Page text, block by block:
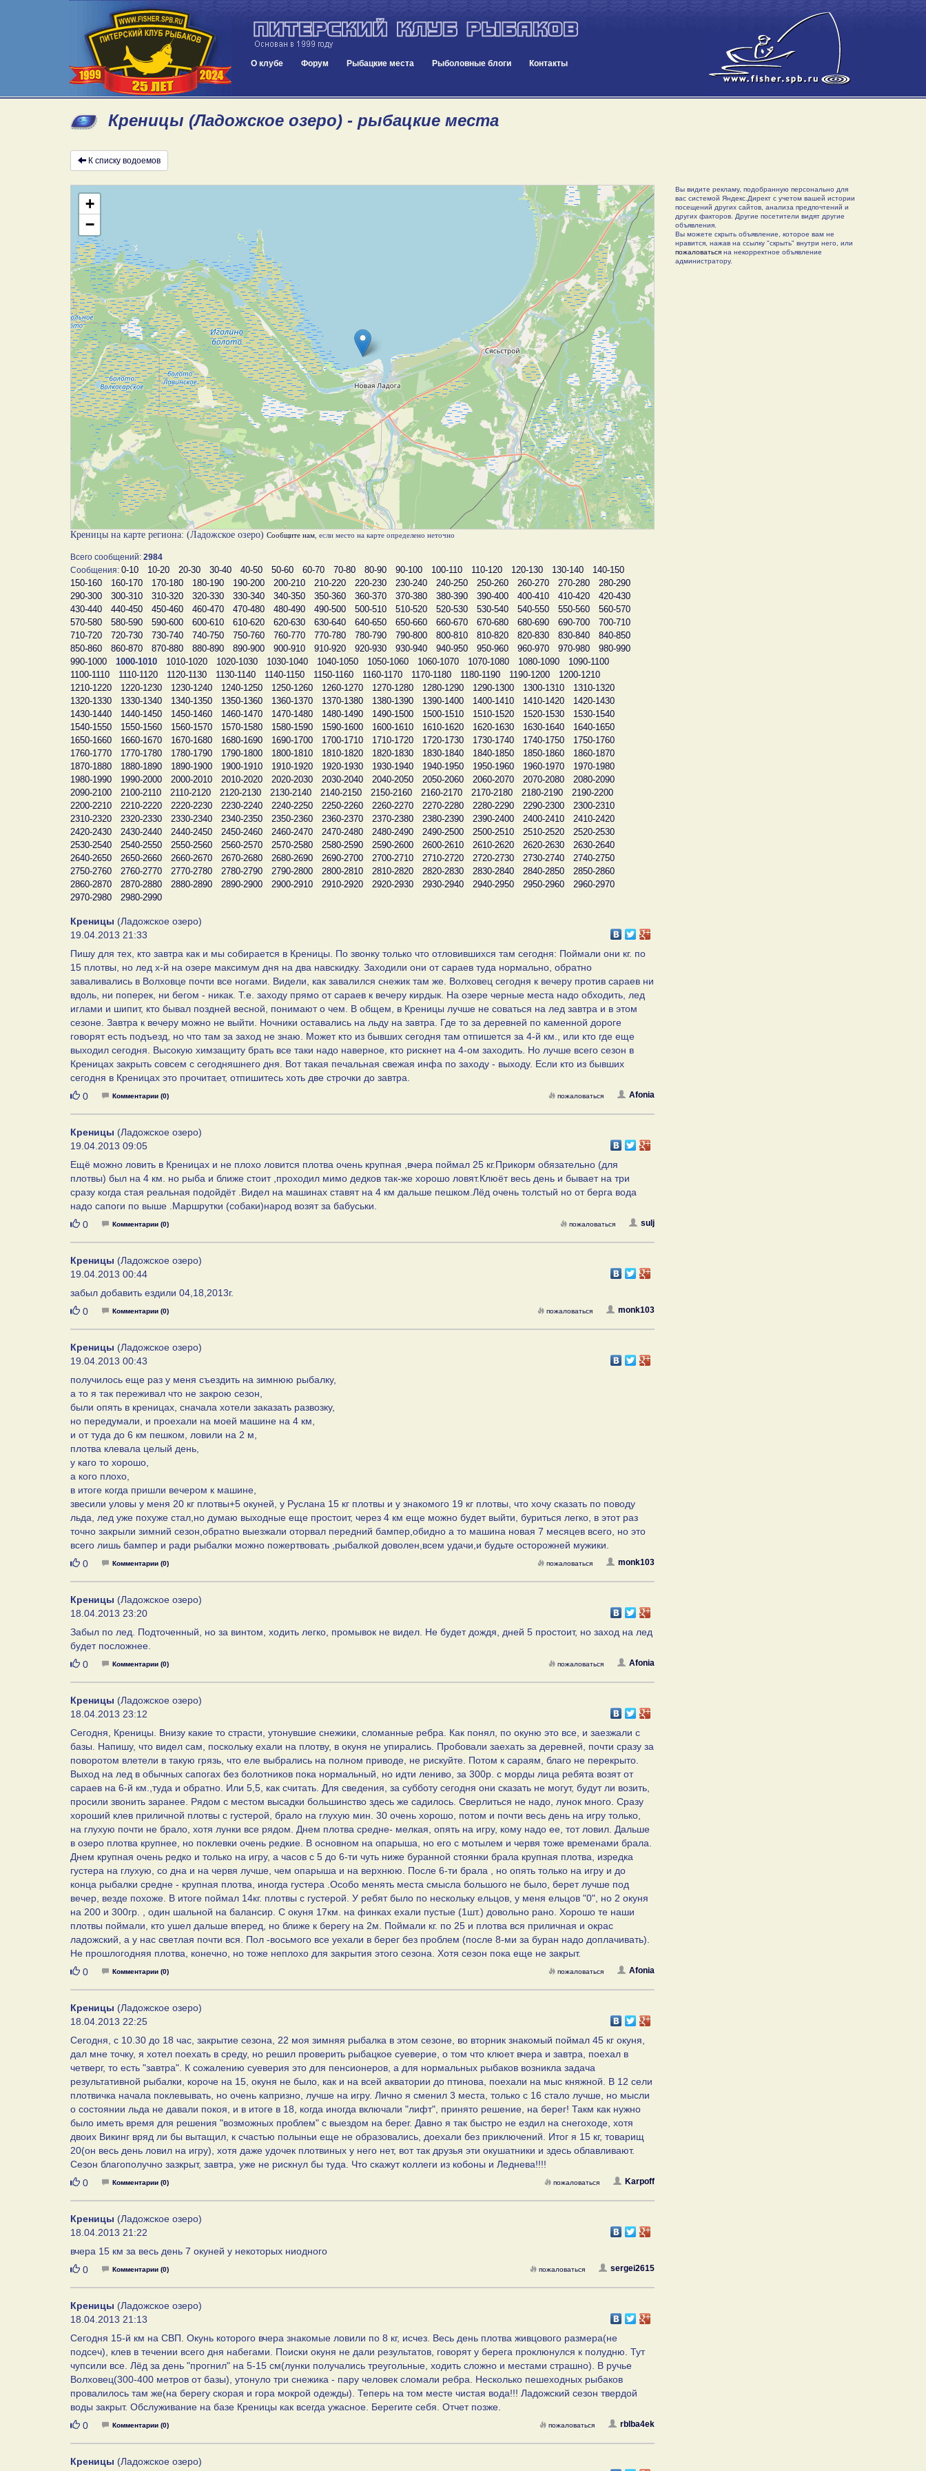
О клубе Форум Рыбацкие места Рыболовные блоги Контакты
Креницы (Ладожское озеро) - рыбацкие места
К списку водоемов
+
−
Креницы на карте региона: (Ладожское озеро) Сообщите нам , если место на карте определено неточно
Всего сообщений: 2984
Сообщения: 0-10 10-20 20-30 30-40 40-50 50-60 60-70 70-80 80-90 90-100 100-110 110-120 120-130 130-140
140-150
150-160
160-170 170-180 180-190 190-200 200-210 210-220 220-230 230-240 240-250 250-260 260-270 270-280
280-290
290-300
300-310 310-320 320-330 330-340 340-350 350-360 360-370 370-380 380-390 390-400 400-410 410-420
420-430
430-440
440-450 450-460 460-470 470-480 480-490 490-500 500-510 510-520 520-530 530-540 540-550 550-560
560-570
570-580
580-590 590-600 600-610 610-620 620-630 630-640 640-650 650-660 660-670 670-680 680-690 690-700
700-710
710-720
720-730 730-740 740-750 750-760 760-770 770-780 780-790 790-800 800-810 810-820 820-830 830-840
840-850
850-860
860-870 870-880 880-890 890-900 900-910 910-920 920-930 930-940 940-950 950-960 960-970 970-980
980-990
990-1000
1000-1010 1010-1020 1020-1030 1030-1040 1040-1050 1050-1060 1060-1070 1070-1080 1080-1090
1090-1100
1100-1110
1110-1120 1120-1130 1130-1140 1140-1150 1150-1160 1160-1170 1170-1180 1180-1190 1190-1200
1200-1210
1210-1220
1220-1230 1230-1240 1240-1250 1250-1260 1260-1270 1270-1280 1280-1290 1290-1300 1300-1310
1310-1320
1320-1330
1330-1340 1340-1350 1350-1360 1360-1370 1370-1380 1380-1390 1390-1400 1400-1410 1410-1420
1420-1430
1430-1440
1440-1450 1450-1460 1460-1470 1470-1480 1480-1490 1490-1500 1500-1510 1510-1520 1520-1530
1530-1540
1540-1550
1550-1560 1560-1570 1570-1580 1580-1590 1590-1600 1600-1610 1610-1620 1620-1630 1630-1640
1640-1650
1650-1660
1660-1670 1670-1680 1680-1690 1690-1700 1700-1710 1710-1720 1720-1730 1730-1740 1740-1750
1750-1760
1760-1770
1770-1780 1780-1790 1790-1800 1800-1810 1810-1820 1820-1830 1830-1840 1840-1850 1850-1860
1860-1870
1870-1880
1880-1890 1890-1900 1900-1910 1910-1920 1920-1930 1930-1940 1940-1950 1950-1960 1960-1970
1970-1980
1980-1990
1990-2000 2000-2010 2010-2020 2020-2030 2030-2040 2040-2050 2050-2060 2060-2070 2070-2080
2080-2090
2090-2100
2100-2110 2110-2120 2120-2130 2130-2140 2140-2150 2150-2160 2160-2170 2170-2180 2180-2190
2190-2200
2200-2210
2210-2220 2220-2230 2230-2240 2240-2250 2250-2260 2260-2270 2270-2280 2280-2290 2290-2300
2300-2310
2310-2320
2320-2330 2330-2340 2340-2350 2350-2360 2360-2370 2370-2380 2380-2390 2390-2400 2400-2410
2410-2420
2420-2430
2430-2440 2440-2450 2450-2460 2460-2470 2470-2480 2480-2490 2490-2500 2500-2510 2510-2520
2520-2530
2530-2540
2540-2550 2550-2560 2560-2570 2570-2580 2580-2590 2590-2600 2600-2610 2610-2620 2620-2630
2630-2640
2640-2650
2650-2660 2660-2670 2670-2680 2680-2690 2690-2700 2700-2710 2710-2720 2720-2730 2730-2740
2740-2750
2750-2760
2760-2770 2770-2780 2780-2790 2790-2800 2800-2810 2810-2820 2820-2830 2830-2840 2840-2850
2850-2860
2860-2870
2870-2880 2880-2890 2890-2900 2900-2910 2910-2920 2920-2930 2930-2940 2940-2950 2950-2960
2960-2970
2970-2980
2980-2990
Креницы (Ладожское озеро)
19.04.2013 21:33
Пишу для тех, кто завтра как и мы собирается в Креницы. По звонку только что отловившихся там сегодня: Поймали они кг. по
15 плотвы, но лед х-й на озере максимум дня на два навскидку. Заходили они от сараев туда нормально, обратно
заваливались в Волховце почти все ногами. Видели, как завалился снежик там же. Волховец сегодня к вечеру против сараев ни
вдоль, ни поперек, ни бегом - никак. Т.е. заходу прямо от сараев к вечеру кирдык. На озере черные места надо обходить, лед
иглами и шипит, кто бывал поздней весной, понимают о чем. В общем, в Креницы лучше не соваться на лед завтра и в этом
сезоне. Завтра к вечеру можно не выйти. Ночники оставались на льду на завтра. Где то за деревней по каменной дороге
говорят есть подъезд, но что там за заход не знаю. Может кто из бывших сегодня там отпишется за 4-й км., или кто где еще
выходил сегодня. Высокую химзащиту брать все таки надо наверное, кто рискнет на 4-ом заходить. Но лучше всего сезон в
Креницах закрыть совсем с сегодняшнего дня. Вот такая печальная свежая инфа по заходу - выходу. Если кто из бывших
сегодня в Креницах это прочитает, отпишитесь хоть две строчки до завтра.
Нравится
0 Комментарии (0) Afonia
пожаловаться
Креницы (Ладожское озеро)
19.04.2013 09:05
Ещё можно ловить в Креницах и не плохо ловится плотва очень крупная ,вчера поймал 25 кг.Прикорм обязательно (для
плотвы) был на 4 км. но рыба и ближе стоит ,проходил мимо дедков так-же хорошо ловят.Клюёт весь день и бывает на три
сразу когда стая реальная подойдёт .Видел на машинах ставят на 4 км дальше пешком.Лёд очень толстый но от берга вода
надо сапоги по выше .Маршрутки (собаки)народ возят за бабуськи.
Нравится
0 Комментарии (0) sulj
пожаловаться
Креницы (Ладожское озеро)
19.04.2013 00:44
забыл добавить ездили 04,18,2013г.
Нравится
0 Комментарии (0) monk103
пожаловаться
Креницы (Ладожское озеро)
19.04.2013 00:43
получилось еще раз у меня съездить на зимнюю рыбалку,
а то я так переживал что не закрою сезон,
были опять в креницах, сначала хотели заказать развозку,
но передумали, и проехали на моей машине на 4 км,
и от туда до 6 км пешком, ловили на 2 м,
плотва клевала целый день,
у каго то хорошо,
а кого плохо,
в итоге когда пришли вечером к машине,
звесили уловы у меня 20 кг плотвы+5 окуней, у Руслана 15 кг плотвы и у знакомого 19 кг плотвы, что хочу сказать по поводу
льда, лед уже похуже стал,но думаю выходные еще простоит, через 4 км еще можно будет выйти, буриться легко, в этот раз
точно закрыли зимний сезон,обратно выезжали оторвал передний бампер,обидно а то машина новая 7 месяцев всего, но это
всего лишь бампер и ради рыбалки можно пожертвовать ,рыбалкой доволен,всем удачи,и будьте осторожней мужики.
Нравится
0 Комментарии (0) monk103
пожаловаться
Креницы (Ладожское озеро)
18.04.2013 23:20
Забыл по лед. Подточенный, но за винтом, ходить легко, промывок не видел. Не будет дождя, дней 5 простоит, но заход на лед
будет посложнее.
Нравится
0 Комментарии (0) Afonia
пожаловаться
Креницы (Ладожское озеро)
18.04.2013 23:12
Сегодня, Креницы. Внизу какие то страсти, утонувшие снежики, сломанные ребра. Как понял, по окуню это все, и заезжали с
базы. Напишу, что видел сам, поскольку ехали на плотву, в окуня не упирались. Пробовали заехать за деревней, почти сразу за
поворотом влетели в такую грязь, что еле выбрались на полном приводе, не рискуйте. Потом к сараям, благо не перекрыто.
Выход на лед в обычных сапогах без болотников пока нормальный, но идти лениво, за 300р. с морды лица ребята возят от
сараев на 6-й км.,туда и обратно. Или 5,5, как считать. Для сведения, за субботу сегодня они сказать не могут, будут ли возить,
просили звонить заранее. Рядом с местом высадки большинство здесь же садилось. Сверлиться не надо, лунок много. Сразу
хороший клев приличной плотвы с густерой, брало на глухую мин. 30 очень хорошо, потом и почти весь день на игру только,
на глухую почти не брало, хотя лунки все рядом. Днем плотва средне- мелкая, опять на игру, кому надо ее, тот ловил. Дальше
в озеро плотва крупнее, но поклевки очень редкие. В основном на опарыша, но его с мотылем и червя тоже временами брала.
Днем крупная очень редко и только на игру, а часов с 5 до 6-ти чуть ниже буранной стоянки брала крупная плотва, изредка
густера на глухую, со дна и на червя лучше, чем опарыша и на верхнюю. После 6-ти брала , но опять только на игру и до
конца рыбалки средне - крупная плотва, иногда густера .Особо менять места смысла большого не было, берет лучше под
вечер, везде похоже. В итоге поймал 14кг. плотвы с густерой. У ребят было по нескольку ельцов, у меня ельцов "0", но 2 окуня
на 200 и 300гр. , один шальной на балансир. С окуня 17км. на финках ехали пустые (1шт.) довольно рано. Хорошо те наши
плотвы поймали, кто ушел дальше вперед, но ближе к берегу на 2м. Поймали кг. по 25 и плотва вся приличная и окрас
ладожский, а у нас светлая почти вся. Пол -восьмого все уехали в берег без проблем (после 8-ми за буран надо доплачивать).
Не прошлогодняя плотва, конечно, но тоже неплохо для закрытия этого сезона. Хотя сезон пока еще не закрыт.
Нравится
0 Комментарии (0) Afonia
пожаловаться
Креницы (Ладожское озеро)
18.04.2013 22:25
Сегодня, с 10.30 до 18 час, закрытие сезона, 22 моя зимняя рыбалка в этом сезоне, во вторник знакомый поймал 45 кг окуня,
дал мне точку, я хотел поехать в среду, но решил проверить рыбацкое суеверие, о том что клюет вчера и завтра, поехал в
четверг, то есть "завтра". К сожалению суеверия это для пенсионеров, а для нормальных рыбаков возникла задача
результативной рыбалки, короче на 15, окуня не было, как и на всей акватории до птинова, поехали на мыс княжной. В 12 сели
плотвичка начала поклевывать, но очень капризно, лучше на игру. Лично я сменил 3 места, только с 16 стало лучше, но мысли
о состоянии льда не давали покоя, и в итоге в 18, когда иногда включали "лифт", принято решение, на берег! Такм как нужно
было иметь время для решения "возможных проблем" с выездом на берег. Давно я так быстро не ездил на снегоходе, хотя
двоих Викинг вряд ли бы вытащил, к счастью полыньи еще не образовались, доехали без приключений. Итог я 15 кг, товарищ
20(он весь день ловил на игру), хотя даже удочек плотвиных у него нет, вот так друзья эти окушатники и здесь облавливают.
Сезон благополучно зазкрыт, завтра, уже не рискнул бы туда. Что скажут коллеги из кобоны и Леднева!!!!
Нравится
0 Комментарии (0) Karpoff
пожаловаться
Креницы (Ладожское озеро)
18.04.2013 21:22
вчера 15 км за весь день 7 окуней у некоторых ниодного
Нравится
0 Комментарии (0) sergei2615
пожаловаться
Креницы (Ладожское озеро)
18.04.2013 21:13
Сегодня 15-й км на СВП. Окунь которого вчера знакомые ловили по 8 кг, исчез. Весь день плотва живцового размера(не
подсеч), клев в течении всего дня набегами. Поиски окуня не дали результатов, говорят у берега проклюнулся к полудню. Тут
чупсили все. Лёд за день "прогнил" на 5-15 см(лунки получались треугольные, ходить сложно и местами страшно). В ручье
Волховец(300-400 метров от базы), утонуло три снежика - пару человек сломали ребра. Несколько пешеходных рыбаков
провалилось там же(на берегу скорая и гора мокрой одежды). Теперь на том месте чистая вода!!! Ладожский сезон твердой
воды закрыт. Обслуживание на базе Креницы как всегда ужасное. Берегите себя. Отчет позже.
Нравится
0 Комментарии (0) rblba4ek
пожаловаться
Креницы (Ладожское озеро)
Вы видите рекламу, подобранную персонально для
вас системой Яндекс.Директ с учетом вашей истории
посещений других сайтов, анализа предпочтений и
других факторов. Другие посетители видят другие
объявления.
Вы можете скрыть объявление, которое вам не
нравится, нажав на ссылку "скрыть" внутри него, или
пожаловатьсяна некорректное объявление
администратору.